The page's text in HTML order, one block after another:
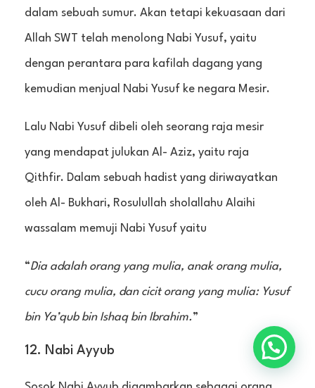
dalam sebuah sumur. Akan tetapi kekuasaan dari
Allah SWT telah menolong Nabi Yusuf, yaitu
dengan perantara para kafilah dagang yang
kemudian menjual Nabi Yusuf ke negara Mesir.
Lalu Nabi Yusuf dibeli oleh seorang raja mesir
yang mendapat julukan Al- Aziz, yaitu raja
Qithfir. Dalam sebuah hadist yang diriwayatkan
oleh Al- Bukhari, Rosulullah sholallahu Alaihi
wassalam memuji Nabi Yusuf yaitu
“Dia adalah orang yang mulia, anak orang mulia,
cucu orang mulia, dan cicit orang yang mulia: Yusuf
bin Ya’qub bin Ishaq bin Ibrahim.”
12. Nabi Ayyub